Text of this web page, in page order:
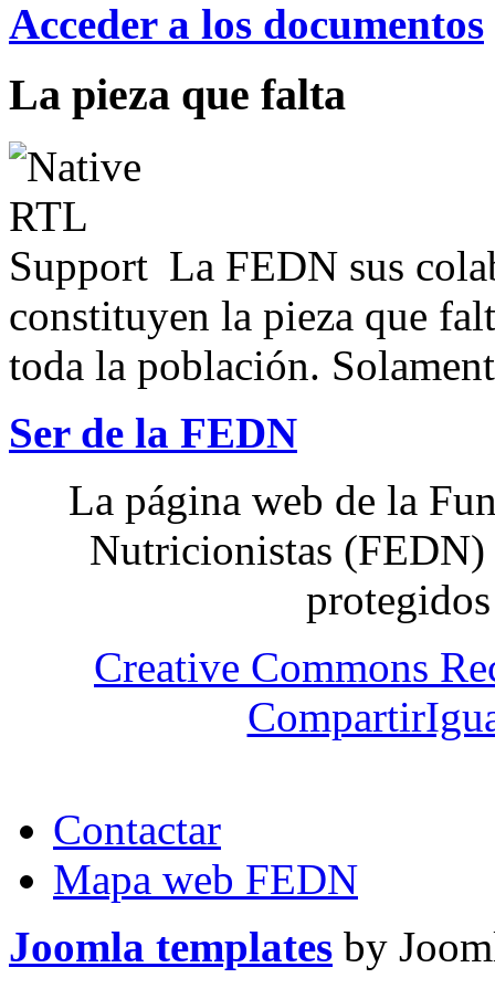
Acceder a los documentos
La pieza que falta
La FEDN sus
constituyen la pieza que
toda la población.
Ser de la FEDN
La página web de la
Nutricionistas (FEDN)
Creative Commons
Contactar
Mapa web FEDN
Joomla templates by